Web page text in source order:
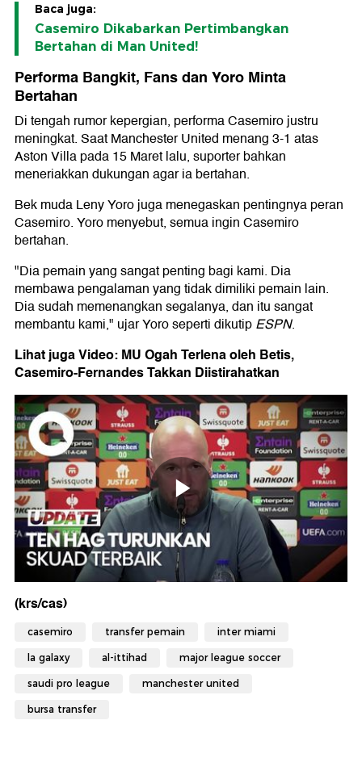
Baca juga:
Casemiro Dikabarkan Pertimbangkan
Bertahan di Man United!
Performa Bangkit, Fans dan Yoro Minta
Bertahan
Di tengah rumor kepergian, performa Casemiro justru
meningkat. Saat Manchester United menang 3-1 atas
Aston Villa pada 15 Maret lalu, suporter bahkan
meneriakkan dukungan agar ia bertahan.
Bek mudaLeny Yorojuga menegaskan pentingnya peran
Casemiro. Yoro menyebut, semua ingin Casemiro
bertahan.
"Dia pemain yang sangat penting bagi kami. Dia
membawa pengalaman yang tidak dimiliki pemain lain.
Dia sudah memenangkan segalanya, dan itu sangat
membantu kami," ujar Yoro seperti dikutipESPN.
Lihat juga Video: MU Ogah Terlena oleh Betis,
Casemiro-Fernandes Takkan Diistirahatkan
(krs/cas)
casemiro transfer pemain inter miami
la galaxy al-ittihad major league soccer
saudi pro league manchester united
bursa transfer